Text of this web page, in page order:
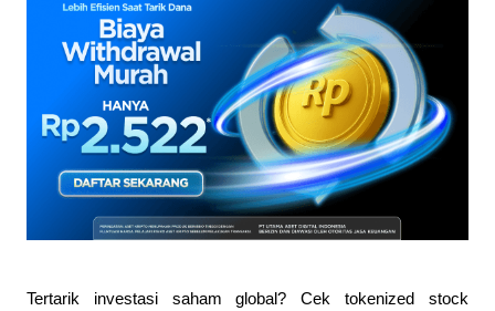
Tertarik investasi saham global? Cek tokenized stock